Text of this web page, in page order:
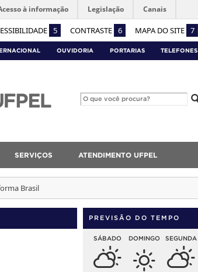
5 CONTRASTE 6 MAPA DO SITE 7
à informação Legislação Canais
OUVIDORIA PORTARIAS TELEFONES
SERVIÇOS ATENDIMENTO UFPEL
Brasil
PREVISÃO DO TEMPO
SÁBADO DOMINGO SEGUNDA